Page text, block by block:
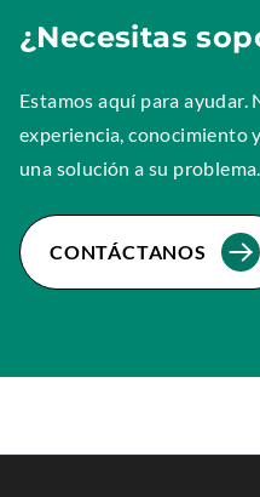
¿Necesitas
Estamos aquí para
experiencia, conocimiento
una solución a su problema.
CONTÁCTANOS